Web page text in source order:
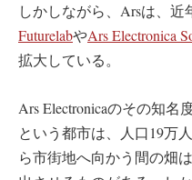
しかしながら、Arsは、近
FuturelabやArs Electronica
拡大している。
Ars Electronicaのその知
という都市は、人口19万
ら市街地へ向かう間の畑